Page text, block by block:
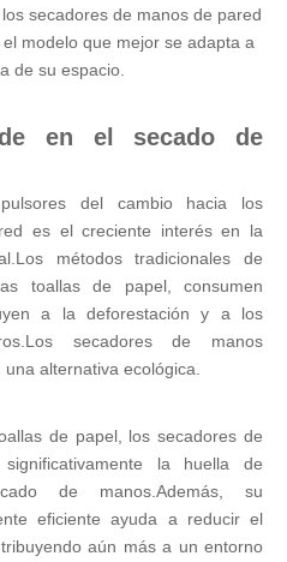
secadores de manos de pared
modelo que mejor se adapta a
de su espacio.
en el secado de
del cambio hacia los
es el creciente interés en la
métodos tradicionales de
toallas de papel, consumen
a la deforestación y a los
secadores de manos
alternativa ecológica.
de papel, los secadores de
la huella de
de manos.Además, su
eficiente ayuda a reducir el
aún más a un entorno